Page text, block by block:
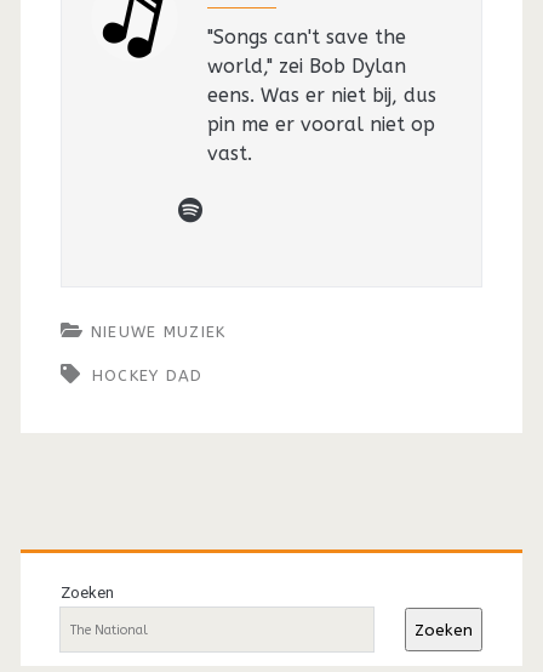
"Songs can't save the
world," zei Bob Dylan
eens. Was er niet bij, dus
pin me er vooral niet op
vast.
spotify
NIEUWE MUZIEK
HOCKEY DAD
Primaire
sidebar
Zoeken
Zoeken